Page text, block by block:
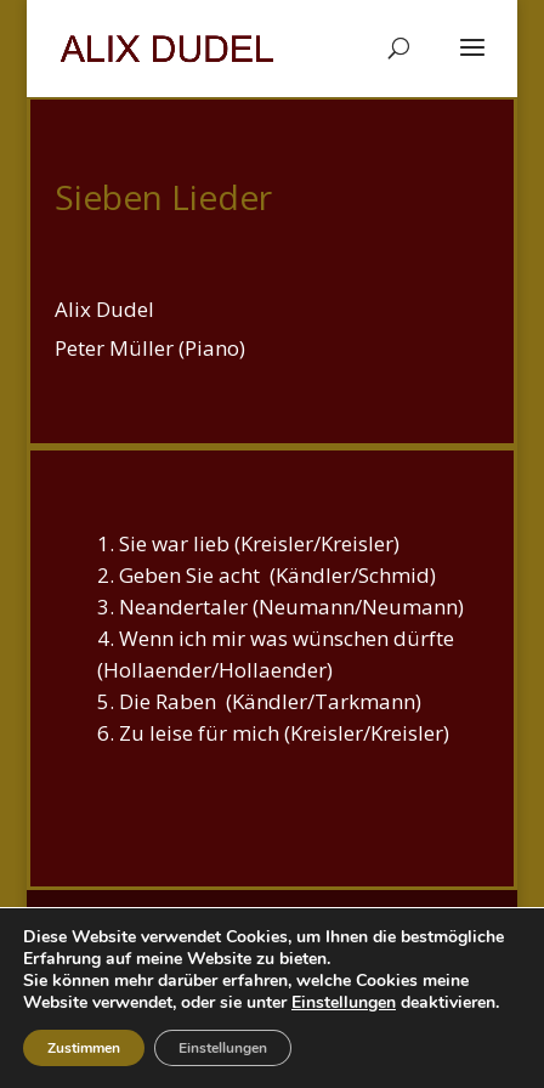
Sieben Lieder
Alix Dudel
Peter Müller (Piano)
Sie war lieb (Kreisler/Kreisler)
Geben Sie acht (Kändler/Schmid)
Neandertaler (Neumann/Neumann)
Wenn ich mir was wünschen dürfte
(Hollaender/Hollaender)
Die Raben (Kändler/Tarkmann)
Zu leise für mich (Kreisler/Kreisler)
©Alix Dudel |Impressum |Datenschutz
Diese Website verwendet Cookies, um Ihnen die bestmögliche
Erfahrung auf meine Website zu bieten.
Sie können mehr darüber erfahren, welche Cookies meine
Website verwendet, oder sie unter Einstellungen deaktivieren.
Zustimmen Einstellungen